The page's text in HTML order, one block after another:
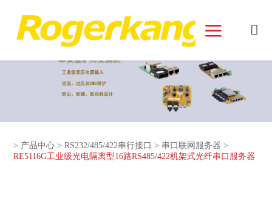
> 产品中心 >RS232/485/422串行接口 > 串口联网服务器 >
RE5116G工业级光电隔离型16路RS485/422机架式光纤串口服务器